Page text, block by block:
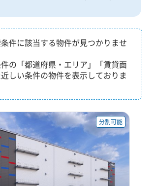
件に該当する物件が見つかりませ
の「都道府県・エリア」「賃貸面
しい条件の物件を表示しておりま
分割可能